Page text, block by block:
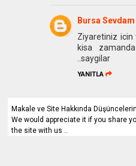
Bursa Sevdam
Ziyaretiniz icin
kisa
..saygilar
YANITLA
Makale ve Site Hakkında
We would appreciate it if you share
the site with us ..